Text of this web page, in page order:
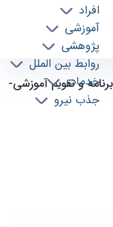
افراد
آموزشی
پژوهشی
روابط بین الملل
خدمات
جذب نیرو
و تقویم آموزشی-